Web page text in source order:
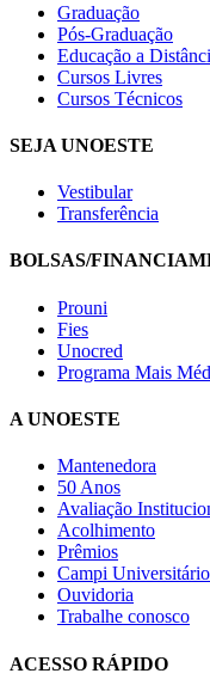
Graduação
Pós-Graduação
Educação a
Cursos Livres
Cursos Técnicos
SEJA UNOESTE
Vestibular
Transferência
BOLSAS/
Prouni
Fies
Unocred
Programa Mais
A UNOESTE
Mantenedora
50 Anos
Avaliação
Acolhimento
Prêmios
Campi
Ouvidoria
Trabalhe conosco
ACESSO RÁPIDO